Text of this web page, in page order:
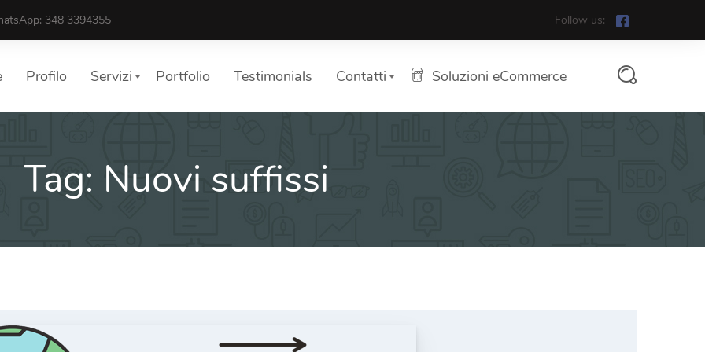
348 3394355 Follow us:
Profilo Servizi Portfolio Testimonials Contatti Soluzioni eCommerce
Tag: Nuovi suffissi